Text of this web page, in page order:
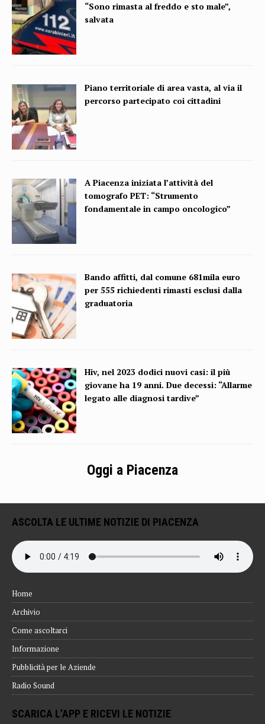
“Sono rimasta al freddo e sto male”,
salvata
Piano territoriale di area vasta, al via il
percorso partecipato coi cittadini
A Piacenza iniziata l’attività del
tomografo PET: “Strumento
fondamentale in campo oncologico”
Bando affitti, dal comune 681mila euro
per 555 richiedenti rimasti esclusi dalla
graduatoria
Hiv, nel 2023 dodici nuovi casi: il più
giovane ha 19 anni. Due decessi: “Allarme
legato alle diagnosi tardive”
Oggi a Piacenza
ASCOLTA LE ULTIME NOTIZIE DI PIACENZA
Home
Archivio
Come ascoltarci
Informazione
Pubblicità per le Aziende
Radio Sound
SCARICA L’APP E RICEVI LE NOTIZIE